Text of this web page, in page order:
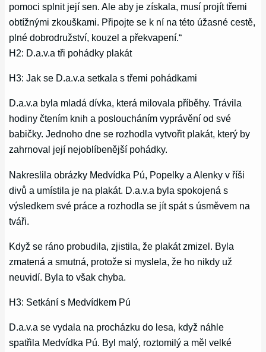
pomoci splnit její sen. Ale aby je získala, musí projít třemi
obtížnými zkouškami. Připojte se k ní na této úžasné cestě,
plné dobrodružství, kouzel a překvapení.“
H2: D.a.v.a tři pohádky plakát
H3: Jak se D.a.v.a setkala s třemi pohádkami
D.a.v.a byla mladá dívka, která milovala příběhy. Trávila
hodiny čtením knih a posloucháním vyprávění od své
babičky. Jednoho dne se rozhodla vytvořit plakát, který by
zahrnoval její nejoblíbenější pohádky.
Nakreslila obrázky Medvídka Pú, Popelky a Alenky v říši
divů a umístila je na plakát. D.a.v.a byla spokojená s
výsledkem své práce a rozhodla se jít spát s úsměvem na
tváři.
Když se ráno probudila, zjistila, že plakát zmizel. Byla
zmatená a smutná, protože si myslela, že ho nikdy už
neuvidí. Byla to však chyba.
H3: Setkání s Medvídkem Pú
D.a.v.a se vydala na procházku do lesa, když náhle
spatřila Medvídka Pú. Byl malý, roztomilý a měl velké